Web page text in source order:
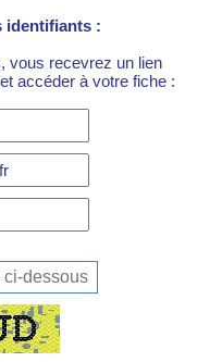
identifiants :
vous recevrez un lien
accéder à votre fiche :